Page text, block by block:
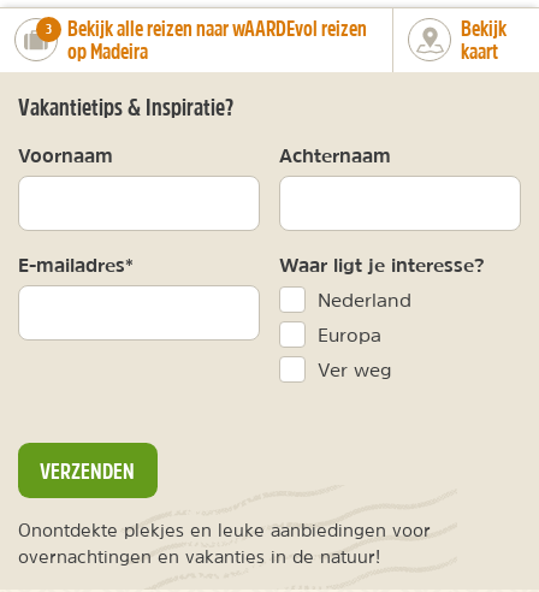
number_of_trips:
3
Bekijk alle reizen naar wAARDEvol reizen
op Madeira
Bekijk
kaart
Vakantietips & Inspiratie?
Voornaam Achternaam
E-mailadres* Waar ligt je interesse?
Nederland
Europa
Ver weg
VERZENDEN
Onontdekte plekjes en leuke aanbiedingen voor
overnachtingen en vakanties in de natuur!